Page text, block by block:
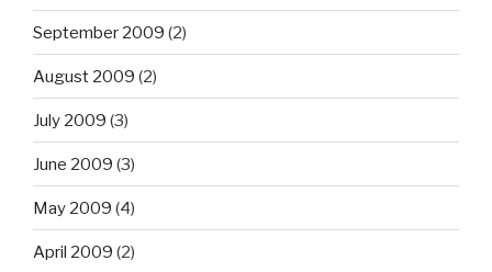
September 2009 (2)
August 2009 (2)
July 2009 (3)
June 2009 (3)
May 2009 (4)
April 2009 (2)